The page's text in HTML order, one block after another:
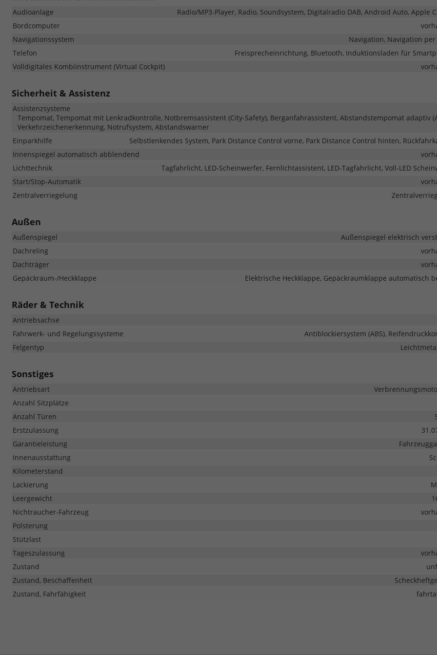
Audioanlage
Radio/MP3-Player, Radio, Soundsystem, Digitalradio DAB, Android Auto, Apple
Bordcomputer
Navigationssystem
Navigation, Navigation
Telefon
Freisprecheinrichtung, Bluetooth, Induktionsladen für
Volldigitales Kombiinstrument (Virtual Cockpit)
Sicherheit & Assistenz
Assistenzsysteme
Tempomat, Tempomat mit Lenkradkontrolle, Notbremsassistent (City-Safety), Berganfahrassistent, Abstandstempomat adaptiv
Verkehrzeichenerkennung, Notrufsystem, Abstandswarner
Einparkhilfe
Selbstlenkendes System, Park Distance Control vorne, Park Distance Control hinten,
Innenspiegel automatisch abblendend
Lichttechnik
Tagfahrlicht, LED-Scheinwerfer, Fernlichtassistent, LED-Tagfahrlicht, Voll-LED
Start/Stop-Automatik
Zentralverriegelung
Außen
Außenspiegel
Außenspiegel elektrisch
Dachreling
Dachträger
Gepäckraum-/Heckklappe
Elektrische Heckklappe, Gepäckraumklappe automatisch
Räder & Technik
Antriebsachse
Fahrwerk- und Regelungssysteme
Antiblockiersystem (ABS),
Felgentyp
Sonstiges
Antriebsart
Anzahl Sitzplätze
Anzahl Türen
Erstzulassung
Garantieleistung
Innenausstattung
Kilometerstand
Lackierung
Leergewicht
Nichtraucher-Fahrzeug
Polsterung
Stützlast
Tageszulassung
Zustand
Zustand, Beschaffenheit
Zustand, Fahrfähigkeit